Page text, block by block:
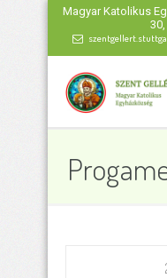
Magyar Katolikus